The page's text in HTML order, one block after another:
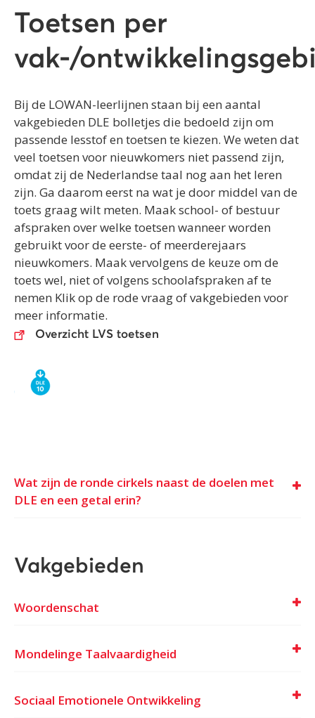
Toetsen per
vak-/
Bij de LOWAN-leerlijnen staan bij een aantal
vakgebieden DLE bolletjes die bedoeld zijn om
passende lesstof en toetsen te kiezen. We weten dat
veel toetsen voor nieuwkomers niet passend zijn,
omdat zij de Nederlandse taal nog aan het leren
zijn. Ga daarom eerst na wat je door middel van de
toets graag wilt meten. Maak school- of bestuur
afspraken over welke toetsen wanneer worden
gebruikt voor de eerste- of meerderejaars
nieuwkomers. Maak vervolgens de keuze om de
toets wel, niet of volgens schoolafspraken af te
nemen Klik op de rode vraag of vakgebieden voor
meer informatie.
Overzicht LVS toetsen
Wat zijn de ronde cirkels naast de doelen met
DLE en een getal erin?
Vakgebieden
Woordenschat
Mondelinge Taalvaardigheid
Sociaal Emotionele Ontwikkeling